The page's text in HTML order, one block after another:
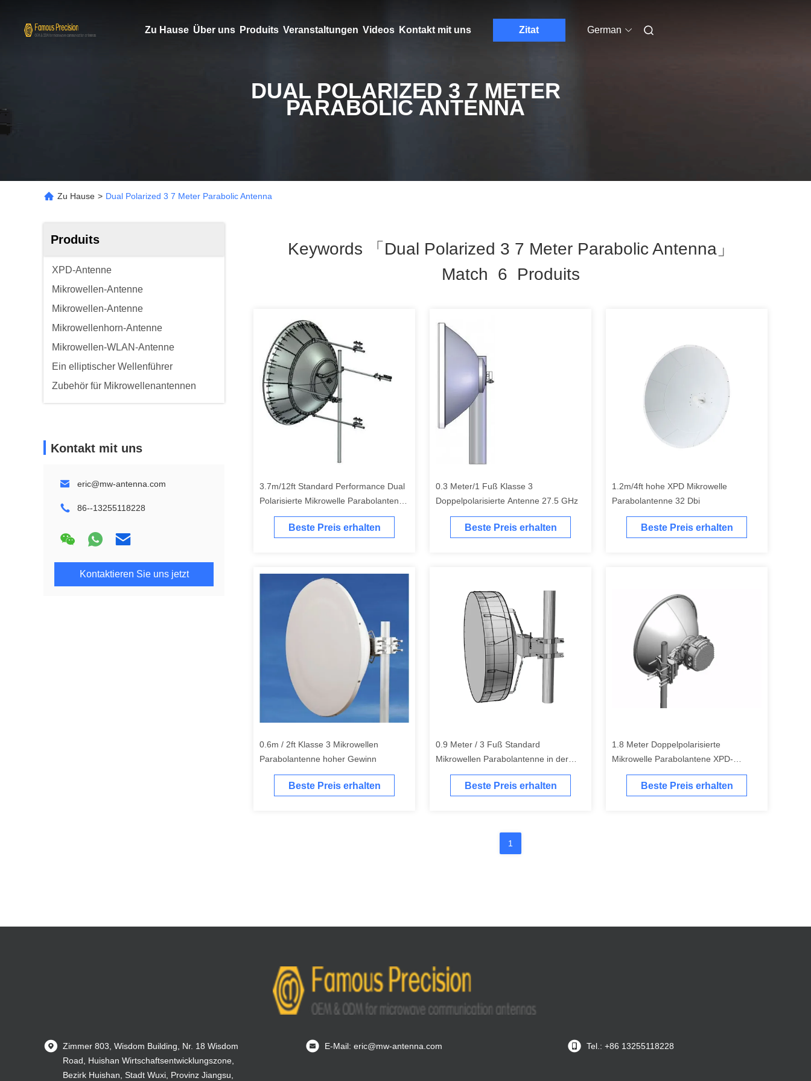
Zu Hause Über uns Produits Veranstaltungen Videos Kontakt mit uns Zitat German
DUAL POLARIZED 3 7 METER
PARABOLIC ANTENNA
Zu Hause > Dual Polarized 3 7 Meter Parabolic Antenna
Produits
XPD-Antenne
Mikrowellen-Antenne
Mikrowellen-Antenne
Mikrowellenhorn-Antenne
Mikrowellen-WLAN-Antenne
Ein elliptischer Wellenführer
Zubehör für Mikrowellenantennen
Kontakt mit uns
eric@mw-antenna.com
86--13255118228
Kontaktieren Sie uns jetzt
Keywords 「dual Polarized 3 7 Meter Parabolic Antenna」
Match 6 Produits
3.7m/12ft Standard Performance Dual
Polarisierte Mikrowelle Parabolantenne
48 Dbi
Beste Preis erhalten
0.3 Meter/1 Fuß Klasse 3
Doppelpolarisierte Antenne 27.5 GHz
Beste Preis erhalten
1.2m/4ft hohe XPD Mikrowelle
Parabolantenne 32 Dbi
Beste Preis erhalten
0.6m / 2ft Klasse 3 Mikrowellen
Parabolantenne hoher Gewinn
Beste Preis erhalten
0.9 Meter / 3 Fuß Standard
Mikrowellen Parabolantenne in der
Telekommunikation
Beste Preis erhalten
1.8 Meter Doppelpolarisierte
Mikrowelle Parabolantene XPD-
Antenne
Beste Preis erhalten
1
Zimmer 803, Wisdom Building, Nr. 18 Wisdom
Road, Huishan Wirtschaftsentwicklungszone,
Bezirk Huishan, Stadt Wuxi, Provinz Jiangsu,
E-Mail: eric@mw-antenna.com Tel.: +86 13255118228